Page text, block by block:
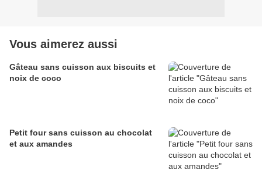
Vous aimerez aussi
Gâteau sans cuisson aux biscuits et
noix de coco
Petit four sans cuisson au chocolat
et aux amandes